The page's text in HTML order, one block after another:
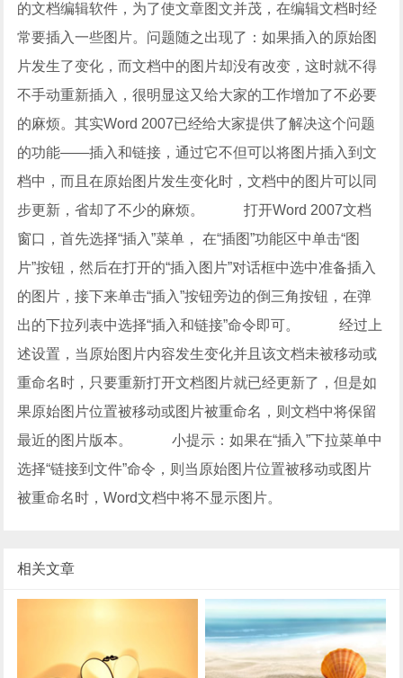
的文档编辑软件，为了使文章图文并茂，在编辑文档时经
常要插入一些图片。问题随之出现了：如果插入的原始图
片发生了变化，而文档中的图片却没有改变，这时就不得
不手动重新插入，很明显这又给大家的工作增加了不必要
的麻烦。其实Word 2007已经给大家提供了解决这个问题
的功能——插入和链接，通过它不但可以将图片插入到文
档中，而且在原始图片发生变化时，文档中的图片可以同
步更新，省却了不少的麻烦。 打开Word 2007文档
窗口，首先选择“插入”菜单， 在“插图”功能区中单击“图
片”按钮，然后在打开的“插入图片”对话框中选中准备插入
的图片，接下来单击“插入”按钮旁边的倒三角按钮，在弹
出的下拉列表中选择“插入和链接”命令即可。 经过上
述设置，当原始图片内容发生变化并且该文档未被移动或
重命名时，只要重新打开文档图片就已经更新了，但是如
果原始图片位置被移动或图片被重命名，则文档中将保留
最近的图片版本。 小提示：如果在“插入”下拉菜单中
选择“链接到文件”命令，则当原始图片位置被移动或图片
被重命名时，Word文档中将不显示图片。
相关文章